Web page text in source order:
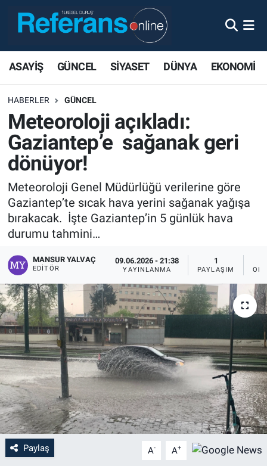
ASAYİŞ GÜNCEL SİYASET DÜNYA EKONOMİ
HABERLER GÜNCEL
Meteoroloji açıkladı:
Gaziantep’e sağanak geri
dönüyor!
Meteoroloji Genel Müdürlüğü verilerine göre
Gaziantep’te sıcak hava yerini sağanak yağışa
bırakacak. İşte Gaziantep’in 5 günlük hava
durumu tahmini…
MANSUR YALVAÇ
EDITÖR
09.06.2026 - 21:38
YAYINLANMA
1
PAYLAŞIM
Paylaş A- A+